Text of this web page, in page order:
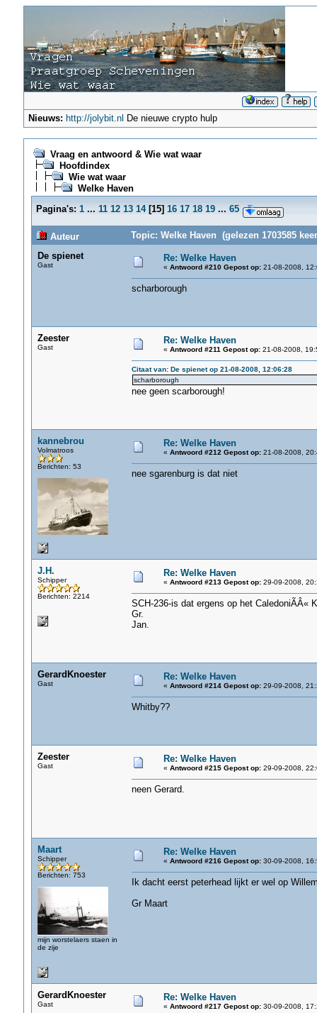
Nieuws: http://jolybit.nl De nieuwe crypto hulp
Vraag en antwoord & Wie wat waar
Hoofdindex
Wie wat waar
Welke Haven
Pagina's: 1 ... 11 12 13 14[15] 16 17 18 19 ... 65
Auteur
Topic: Welke Haven (gelezen 1703585
De spienet
Gast
Re: Welke Haven
« Antwoord #210 Gepost op:21-08-2008,
scharborough
Zeester
Gast
Re: Welke Haven
« Antwoord #211 Gepost op:21-08-2008,
Citaat van: De spienet op 21-08-2008, 12:06:28
scharborough
nee geen scarborough!
kannebrou
Volmatroos
Berichten: 53
Re: Welke Haven
« Antwoord #212 Gepost op:21-08-2008,
nee sgarenburg is dat niet
J.H.
Schipper
Berichten: 2214
Re: Welke Haven
« Antwoord #213 Gepost op:29-09-2008,
SCH-236-is dat ergens op het CaledoniÃÂ«
Gr.
Jan.
GerardKnoester
Gast
Re: Welke Haven
« Antwoord #214 Gepost op:29-09-2008,
Whitby??
Zeester
Gast
Re: Welke Haven
« Antwoord #215 Gepost op:29-09-2008,
neen Gerard.
Maart
Schipper
Berichten: 753
mijn worstelaers staen in
de zije
Re: Welke Haven
« Antwoord #216 Gepost op:30-09-2008,
Ik dacht eerst peterhead lijkt er wel op
Gr Maart
GerardKnoester
Gast
Re: Welke Haven
« Antwoord #217 Gepost op:30-09-2008,